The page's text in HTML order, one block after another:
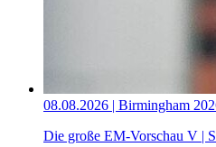
08.08.2026 | Birmingham
Die große EM-Vorschau V |